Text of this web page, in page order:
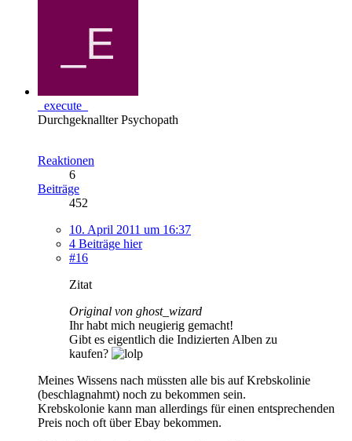
_execute_
Durchgeknallter Psychopath
Reaktionen
6
Beiträge
452
10. April 2011 um 16:37
4 Beiträge hier
#16
Zitat
Original von ghost_wizard
Ihr habt mich neugierig gemacht!
Gibt es eigentlich die Indizierten Alben zu
kaufen?
Meines Wissens nach müssten alle bis auf Krebskolinie
(beschlagnahmt) noch zu bekommen sein.
Krebskolonie kann man allerdings für einen entsprechenden
Preis noch oft über Ebay bekommen.